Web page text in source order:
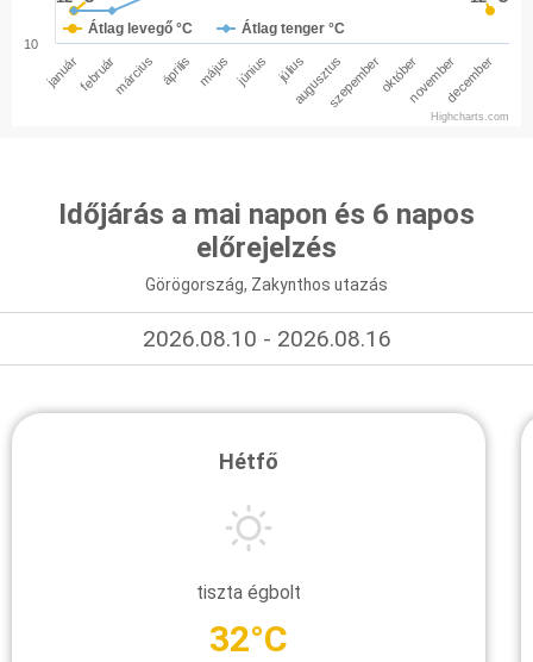
Átlag levegő °C
Átlag tenger °C
januárfebruármárcius április május június júliusaugusztusszepemberoktóbernovemberdecember
10
Highcharts.com
Időjárás a mai napon és 6 napos
előrejelzés
Görögország, Zakynthos utazás
2026.08.10 - 2026.08.16
Hétfő
tiszta égbolt
32°C